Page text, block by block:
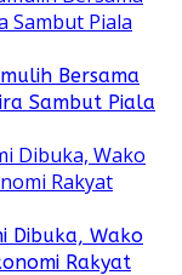
Bersama
Sambut Piala
Dibuka, Wako
Rakyat